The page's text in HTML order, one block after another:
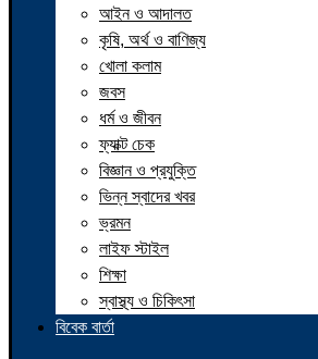
আইন ও আদালত
কৃষি, অর্থ ও বাণিজ্য
খোলা কলাম
জবস
ধর্ম ও জীবন
ফ্যাক্ট চেক
বিজ্ঞান ও প্রযুক্তি
ভিন্ন স্বাদের খবর
ভ্রমন
লাইফ স্টাইল
শিক্ষা
স্বাস্থ্য ও চিকিৎসা
বিবেক বার্তা